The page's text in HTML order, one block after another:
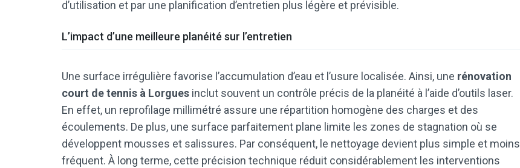
d’utilisation et par une planification d’entretien plus légère et prévisible.
L’impact d’une meilleure planéité sur l’entretien
Une surface irrégulière favorise l’accumulation d’eau et l’usure localisée. Ainsi, une rénovation
court de tennis à Lorgues inclut souvent un contrôle précis de la planéité à l’aide d’outils laser.
En effet, un reprofilage millimétré assure une répartition homogène des charges et des
écoulements. De plus, une surface parfaitement plane limite les zones de stagnation où se
développent mousses et salissures. Par conséquent, le nettoyage devient plus simple et moins
fréquent. À long terme, cette précision technique réduit considérablement les interventions